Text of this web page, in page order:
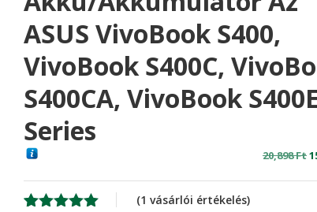
ASUS VivoBook S400,
VivoBook S400C,
S400CA, VivoBook S400E
Series
20,898Ft
(1 vásárlói értékelés)